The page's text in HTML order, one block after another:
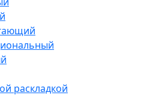
раскладкой